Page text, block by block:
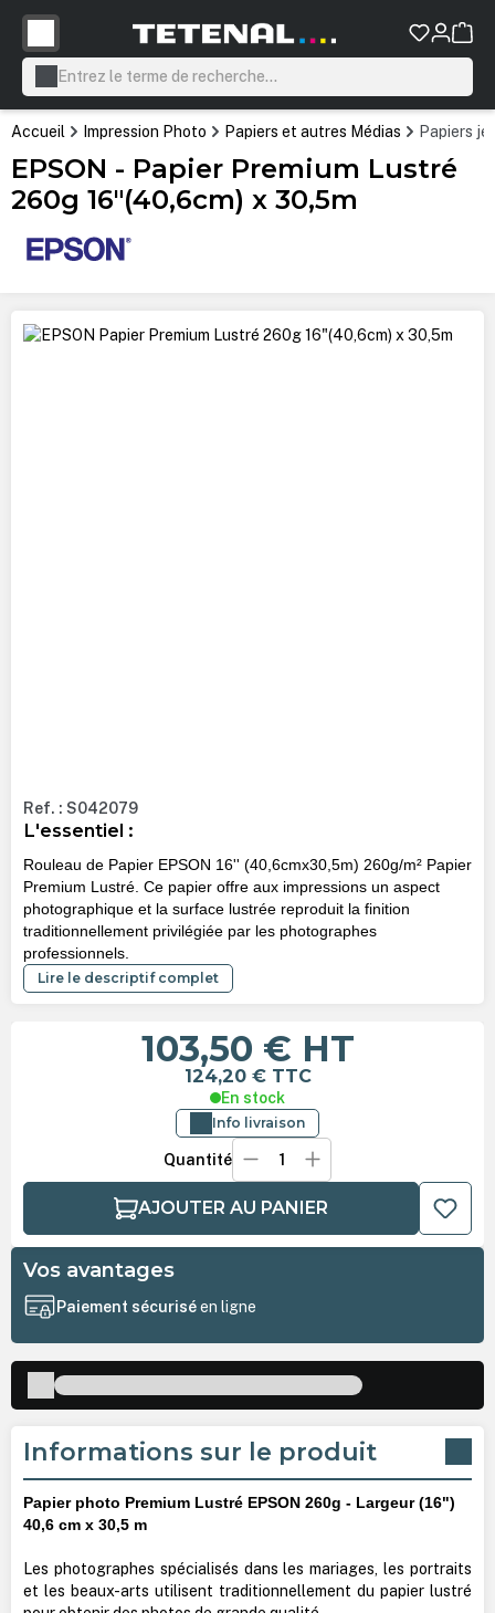
principal
Accueil Impression Photo Papiers et autres Médias Papiers
EPSON - Papier Premium Lustré
260g 16"(40,6cm) x 30,5m
Ignorer la galerie d'images
Ref. : S042079
L'essentiel :
Rouleau de Papier EPSON 16'' (40,6cmx30,5m) 260g/m² Papier
Premium Lustré. Ce papier offre aux impressions un aspect
photographique et la surface lustrée reproduit la finition
traditionnellement privilégiée par les photographes
professionnels.
Lire le descriptif complet
103,50 € HT
124,20 € TTC
En stock
Info livraison
Quantité
AJOUTER AU PANIER
Vos avantages
Paiement sécuriséen ligne
Informations sur le produit
Papier photo Premium Lustré EPSON 260g - Largeur (16")
40,6 cm x 30,5 m
Les photographes spécialisés dans les mariages, les portraits
et les beaux-arts utilisent traditionnellement du papier lustré